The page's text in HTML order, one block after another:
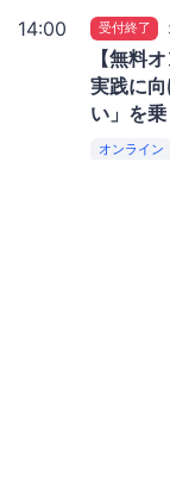
14:00 受付終了
【無料
実践に
い」を
オンライン